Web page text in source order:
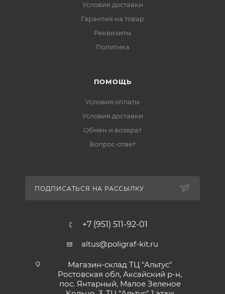
Условия доставки
Гарантия на товар
Реквизиты
Политика
ПОМОЩЬ
Условия оплаты
Условия доставки
Обмен и возврат
Вопрос-ответ
ПОДПИСАТЬСЯ НА РАССЫЛКУ
+7 (951) 511-92-01
altus@poligraf-kit.ru
Магазин-склад ТЦ "Альтус"
Ростовская обл, Аксайский р-н,
пос. Янтарный, Малое Зеленое